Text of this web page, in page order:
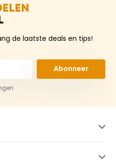
de laatste deals en tips!
Abonneer